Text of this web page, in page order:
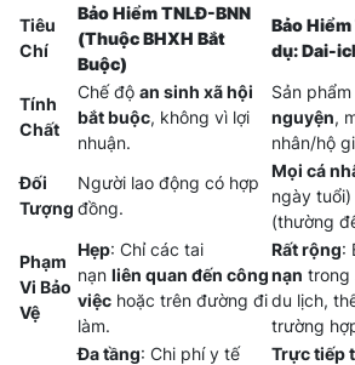
Tiêu
Chí
Bảo Hiểm TNLĐ-BNN
(Thuộc BHXH Bắt
Buộc)
Bảo Hiểm
dụ: Dai-
Tính
Chất
Chế độ an sinh xã hội
bắt buộc, không vì lợi
nhuận.
Sản phẩm
nguyện,
nhân/hộ
Đối
Tượng
Người lao động có hợp
đồng.
Mọi cá
ngày
(thường
Phạm
Vi Bảo
Vệ
Hẹp: Chỉ các tai
nạn liên quan đến công
việc hoặc trên đường đi
làm.
Rất rộng:
nạn trong
du lịch,
trường
Đa tầng: Chi phí y tế
Trực tiếp